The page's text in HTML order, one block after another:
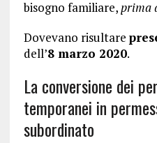
bisogno familiare,prima
Dovevano risultare
dell’8 marzo 2020.
La conversione dei
temporanei in
subordinato